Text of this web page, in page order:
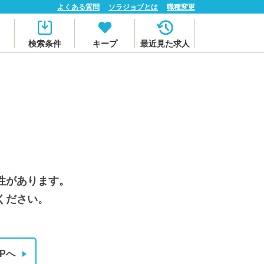
よくある質問 ソラジョブとは 職種変更
検索条件 キープ 最近見た求人
あります。
さい。
へ